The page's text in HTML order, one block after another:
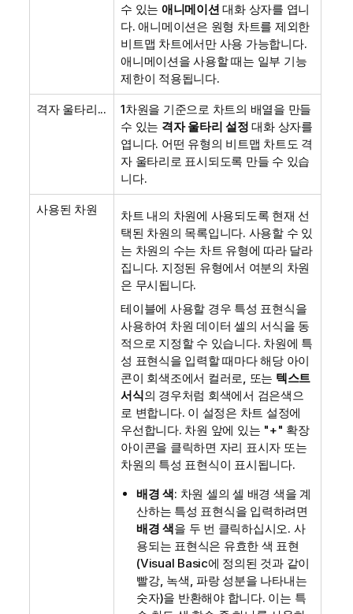
수 있는 애니메이션 대화 상자를 엽니
다. 애니메이션은 원형 차트를 제외한
비트맵 차트에서만 사용 가능합니다.
애니메이션을 사용할 때는 일부 기능
제한이 적용됩니다.
격자 울타리...
1차원을 기준으로 차트의 배열을 만들
수 있는 격자 울타리 설정 대화 상자를
엽니다. 어떤 유형의 비트맵 차트도 격
자 울타리로 표시되도록 만들 수 있습
니다.
사용된 차원
차트 내의 차원에 사용되도록 현재 선
택된 차원의 목록입니다. 사용할 수 있
는 차원의 수는 차트 유형에 따라 달라
집니다. 지정된 유형에서 여분의 차원
은 무시됩니다.
테이블에 사용할 경우 특성 표현식을
사용하여 차원 데이터 셀의 서식을 동
적으로 지정할 수 있습니다. 차원에 특
성 표현식을 입력할 때마다 해당 아이
콘이 회색조에서 컬러로, 또는 텍스트
서식의 경우처럼 회색에서 검은색으
로 변합니다. 이 설정은 차트 설정에
우선합니다. 차원 앞에 있는 "+" 확장
아이콘을 클릭하면 자리 표시자 또는
차원의 특성 표현식이 표시됩니다.
배경 색: 차원 셀의 셀 배경 색을 계
산하는 특성 표현식을 입력하려면
배경 색을 두 번 클릭하십시오. 사
용되는 표현식은 유효한 색 표현
(Visual Basic에 정의된 것과 같이
빨강, 녹색, 파랑 성분을 나타내는
숫자)을 반환해야 합니다. 이는 특